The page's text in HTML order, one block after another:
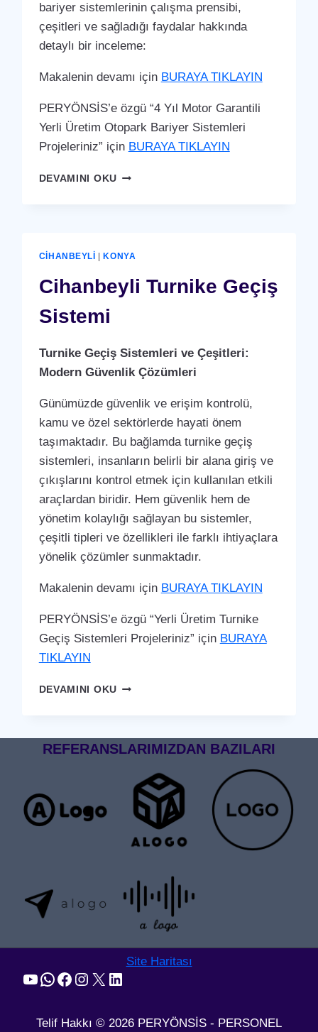
bariyer sistemlerinin çalışma prensibi,
çeşitleri ve sağladığı faydalar hakkında
detaylı bir inceleme:
Makalenin devamı için BURAYA TIKLAYIN
PERYÖNSİS’e özgü “4 Yıl Motor Garantili
Yerli Üretim Otopark Bariyer Sistemleri
Projeleriniz” için BURAYA TIKLAYIN
DEVAMINI OKUCIHANBEYLI
CIHANBEYLI KONYA
Cihanbeyli Turnike Geçiş
Sistemi
Turnike Geçiş Sistemleri ve Çeşitleri:
Modern Güvenlik Çözümleri
Günümüzde güvenlik ve erişim kontrolü,
kamu ve özel sektörlerde hayati önem
taşımaktadır. Bu bağlamda turnike geçiş
sistemleri, insanların belirli bir alana giriş ve
çıkışlarını kontrol etmek için kullanılan etkili
araçlardan biridir. Hem güvenlik hem de
yönetim kolaylığı sağlayan bu sistemler,
çeşitli tipleri ve özellikleri ile farklı ihtiyaçlara
yönelik çözümler sunmaktadır.
Makalenin devamı için BURAYA TIKLAYIN
PERYÖNSİS’e özgü “Yerli Üretim Turnike
Geçiş Sistemleri Projeleriniz” için BURAYA
TIKLAYIN
DEVAMINI OKUCIHANBEYLI
REFERANSLARIMIZDAN BAZILARI
Site Haritası
YouTube WhatsApp Facebook Instagram X LinkedIn
Telif Hakkı © 2026 PERYÖNSİS - PERSONEL